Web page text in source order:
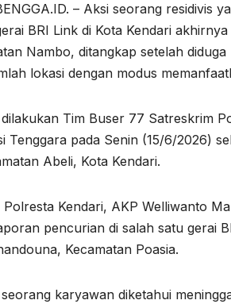
– Aksi seorang residivis
BRI Link di Kota Kendari
Nambo, ditangkap setelah
lokasi dengan modus
Tim Buser 77 Satreskrim
Tenggara pada Senin (15/6/2026)
Abeli, Kota Kendari.
Polresta Kendari, AKP Welliwanto
pencurian di salah satu gerai
Kecamatan Poasia.
seorang karyawan diketahui